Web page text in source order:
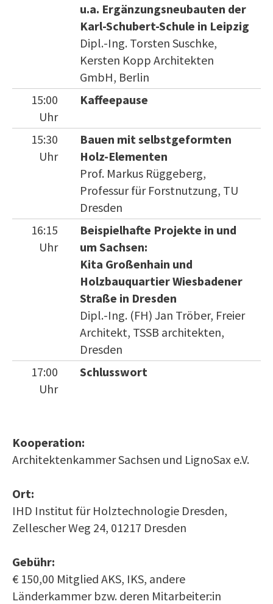
u.a. Ergänzungsneubauten der
Karl-Schubert-Schule in Leipzig
Dipl.-Ing. Torsten Suschke,
Kersten Kopp Architekten
GmbH, Berlin
15:00
Uhr
Kaffeepause
15:30
Uhr
Bauen mit selbstgeformten
Holz-Elementen
Prof. Markus Rüggeberg,
Professur für Forstnutzung, TU
Dresden
16:15
Uhr
Beispielhafte Projekte in und
um Sachsen:
Kita Großenhain und
Holzbauquartier Wiesbadener
Straße in Dresden
Dipl.-Ing. (FH) Jan Tröber, Freier
Architekt, TSSB architekten,
Dresden
17:00
Uhr
Schlusswort
Kooperation:
Architektenkammer Sachsen und LignoSax e.V.
Ort:
IHD Institut für Holztechnologie Dresden,
Zellescher Weg 24, 01217 Dresden
Gebühr:
€ 150,00 Mitglied AKS, IKS, andere
Länderkammer bzw. deren Mitarbeiter:in